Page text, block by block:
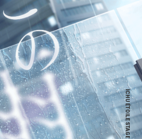
ICHU ÉTOILE STAGE